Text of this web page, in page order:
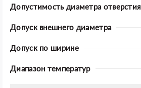
Допустимость диаметра отверстия
Допуск внешнего диаметра
Допуск по ширине
Диапазон температур